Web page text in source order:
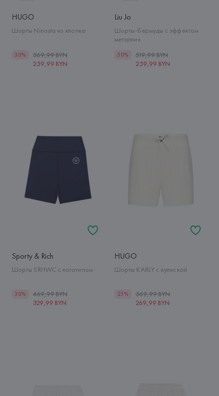
HUGO
Шорты Ninosta из хлопка
30%
369,99 BYN
259,99 BYN
Liu Jo
Шорты-бермуды с эффектом
металлик
50%
519,99 BYN
259,99 BYN
Sporty & Rich
Шорты SRHWC с логотипом
30%
469,99 BYN
329,99 BYN
HUGO
Шорты KARLY с кулиской
25%
369,99 BYN
269,99 BYN